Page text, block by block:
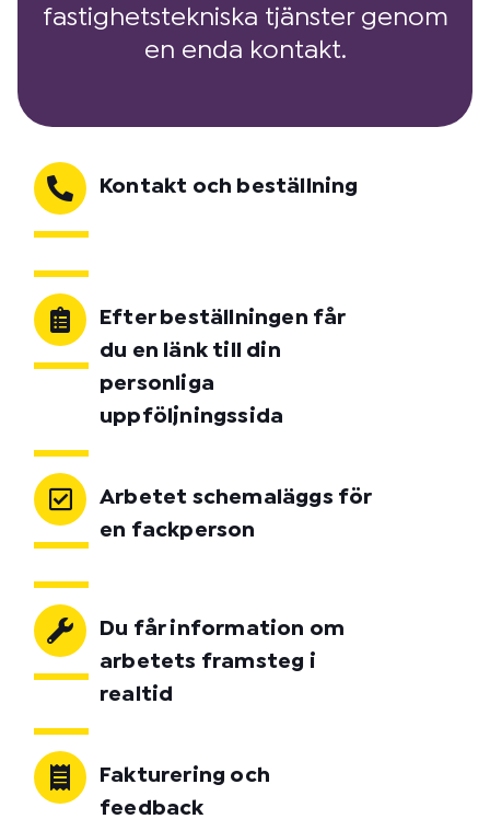
fastighetstekniska tjänster genom
en enda kontakt.
Kontakt och beställning
Efter beställningen får
du en länk till din
personliga
uppföljningssida
Arbetet schemaläggs för
en fackperson
Du får information om
arbetets framsteg i
realtid
Fakturering och
feedback